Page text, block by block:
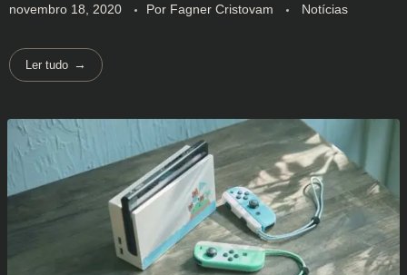
novembro 18, 2020 Por Fagner Cristovam Notícias
Ler tudo